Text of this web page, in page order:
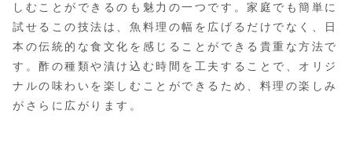
しむことができるのも魅力の一つです。家庭でも簡単に
試せるこの技法は、魚料理の幅を広げるだけでなく、日
本の伝統的な食文化を感じることができる貴重な方法で
す。酢の種類や漬け込む時間を工夫することで、オリジ
ナルの味わいを楽しむことができるため、料理の楽しみ
がさらに広がります。